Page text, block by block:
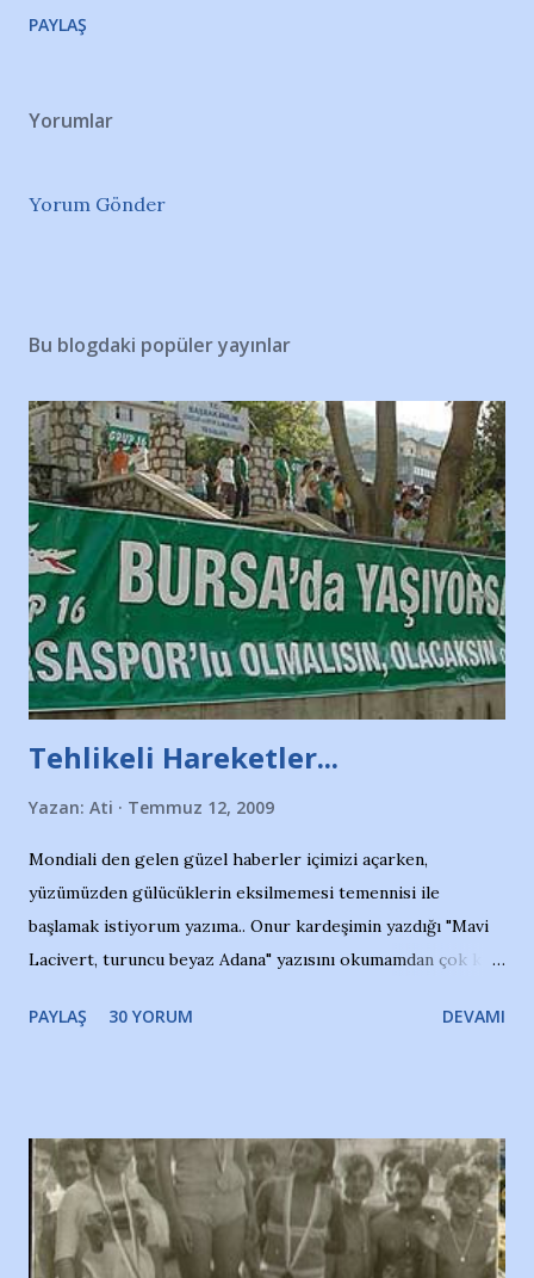
PAYLAŞ
Yorumlar
Yorum Gönder
Bu blogdaki popüler yayınlar
Tehlikeli Hareketler...
Yazan: Ati Temmuz 12, 2009
Mondiali den gelen güzel haberler içimizi açarken,
yüzümüzden gülücüklerin eksilmemesi temennisi ile
başlamak istiyorum yazıma.. Onur kardeşimin yazdığı "Mavi
Lacivert, turuncu beyaz Adana" yazısını okumamdan çok kısa
irkildim.. "Bursasporlu taraftarlar, İstanbul takımlarının
ve ürünlerini Bursa şehrinde görmek istemediklerini bir
protesto eylemiyle açıkladıklarını bildiriyordu.. Bu grup
adına açıklama yapan şahsı muhterem(!) ''Açık ve net olarak
söylüyoruz. Bu son uyarımızdır. Bunun yanısıra, bu takımlara
PAYLAŞ 30 YORUM DEVAMI